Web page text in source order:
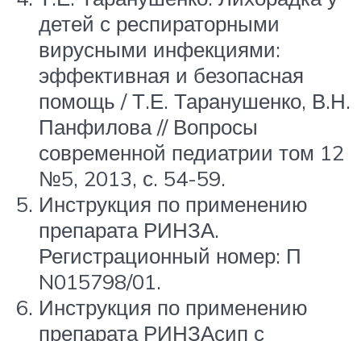
детей с респираторными
вирусными инфекциями:
эффективная и безопасная
помощь / Т.Е. Таранушенко, В.Н.
Панфилова // Вопросы
современной педиатрии том 12
№5, 2013, с. 54-59.
Инструкция по применению
препарата РИНЗА.
Регистрационный номер: П
N015798/01.
Инструкция по применению
препарата РИНЗАсип с